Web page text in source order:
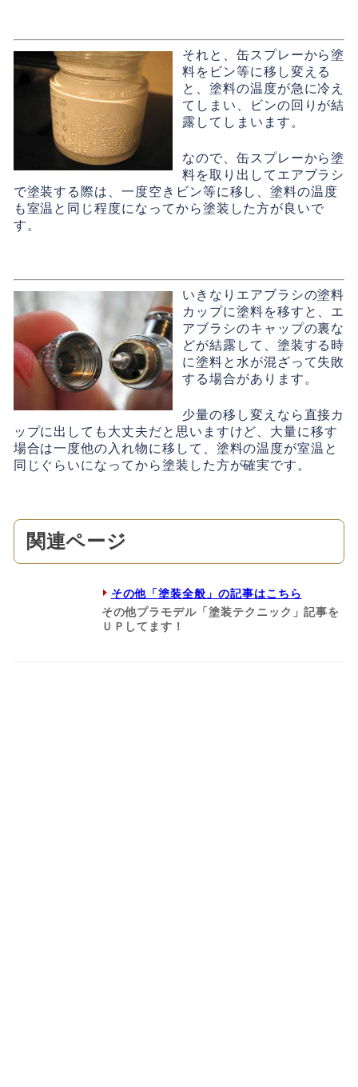
それと、缶スプレーから塗
料をビン等に移し変える
と、塗料の温度が急に冷え
てしまい、ビンの回りが結
露してしまいます。
なので、缶スプレーから塗
料を取り出してエアブラシ
で塗装する際は、一度空きビン等に移し、塗料の温度
も室温と同じ程度になってから塗装した方が良いで
す。
いきなりエアブラシの塗料
カップに塗料を移すと、エ
アブラシのキャップの裏な
どが結露して、塗装する時
に塗料と水が混ざって失敗
する場合があります。
少量の移し変えなら直接カ
ップに出しても大丈夫だと思いますけど、大量に移す
場合は一度他の入れ物に移して、塗料の温度が室温と
同じぐらいになってから塗装した方が確実です。
関連ページ
その他「塗装全般」の記事はこちら
その他プラモデル「塗装テクニック」記事を
ＵＰしてます！